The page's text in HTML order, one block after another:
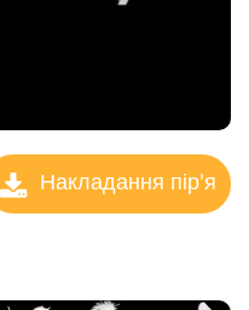
Накладання пір'я